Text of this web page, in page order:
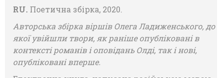
RU. Поетична збірка, 2020.
Авторська збірка віршів Олега Ладиженського, до
якої увійшли твори, як раніше опубліковані в
контексті романів і оповідань Олді, так і нові,
опубліковані вперше.